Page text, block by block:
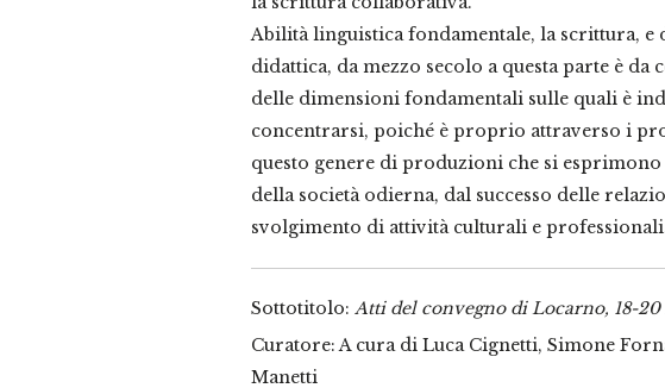
Abilità linguistica fondamentale, la scrittura, e
didattica, da mezzo secolo a questa parte è da
delle dimensioni fondamentali sulle quali è
concentrarsi, poiché è proprio attraverso i
questo genere di produzioni che si esprimono
della società odierna, dal successo delle
svolgimento di attività culturali e
Sottotitolo: Atti del convegno di Locarno, 18-
Curatore: A cura di Luca Cignetti, Simone
Manetti